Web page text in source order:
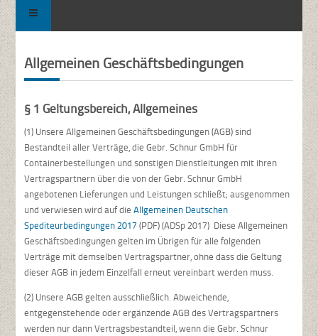
Allgemeinen Geschäftsbedingungen
§ 1 Geltungsbereich, Allgemeines
(1) Unsere Allgemeinen Geschäftsbedingungen (AGB) sind
Bestandteil aller Verträge, die Gebr. Schnur GmbH für
Containerbestellungen und sonstigen Dienstleitungen mit ihren
Vertragspartnern über die von der Gebr. Schnur GmbH
angebotenen Lieferungen und Leistungen schließt; ausgenommen
und verwiesen wird auf dieAllgemeinen Deutschen
Spediteurbedingungen 2017 (PDF) (ADSp 2017) Diese Allgemeinen
Geschäftsbedingungen gelten im Übrigen für alle folgenden
Verträge mit demselben Vertragspartner, ohne dass die Geltung
dieser AGB in jedem Einzelfall erneut vereinbart werden muss.
(2) Unsere AGB gelten ausschließlich. Abweichende,
entgegenstehende oder ergänzende AGB des Vertragspartners
werden nur dann Vertragsbestandteil, wenn die Gebr. Schnur